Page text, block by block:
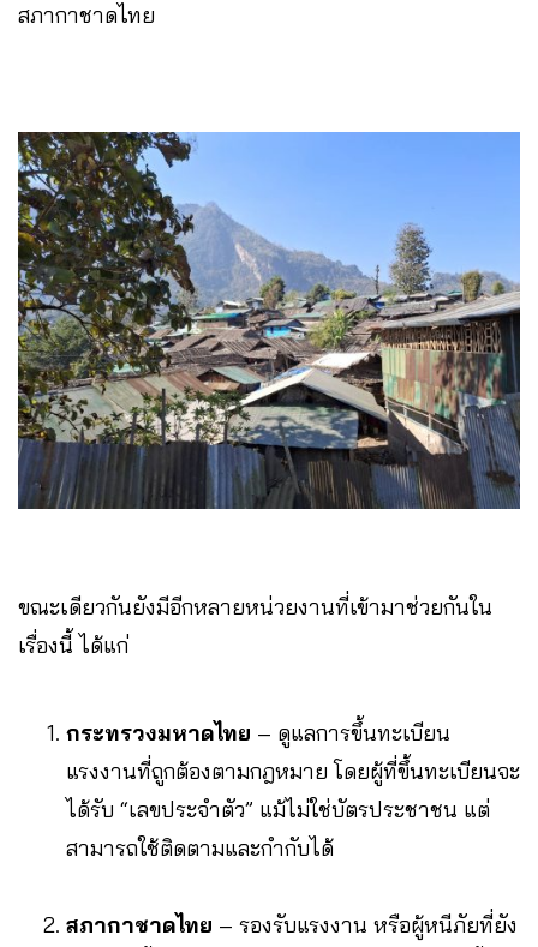
สภากาชาดไทย
ขณะเดียวกันยังมีอีกหลายหน่วยงานที่เข้ามาช่วยกันใน
เรื่องนี้ ได้แก่
กระทรวงมหาดไทย – ดูแลการขึ้นทะเบียน
แรงงานที่ถูกต้องตามกฎหมาย โดยผู้ที่ขึ้นทะเบียนจะ
ได้รับ “เลขประจำตัว” แม้ไม่ใช่บัตรประชาชน แต่
สามารถใช้ติดตามและกำกับได้
สภากาชาดไทย – รองรับแรงงาน หรือผู้หนีภัยที่ยัง